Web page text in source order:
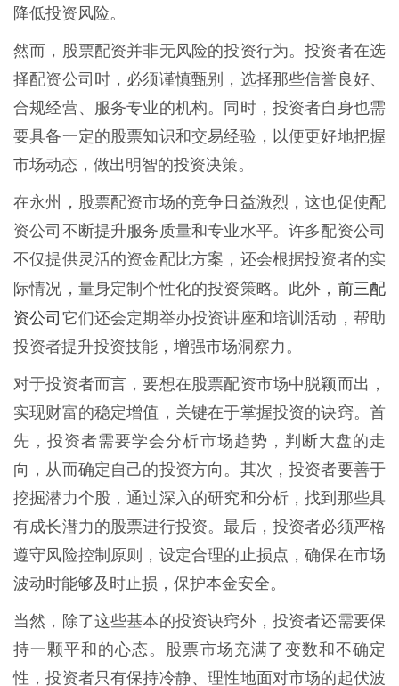
降低投资风险。
然而，股票配资并非无风险的投资行为。投资者在选
择配资公司时，必须谨慎甄别，选择那些信誉良好、
合规经营、服务专业的机构。同时，投资者自身也需
要具备一定的股票知识和交易经验，以便更好地把握
市场动态，做出明智的投资决策。
在永州，股票配资市场的竞争日益激烈，这也促使配
资公司不断提升服务质量和专业水平。许多配资公司
不仅提供灵活的资金配比方案，还会根据投资者的实
际情况，量身定制个性化的投资策略。此外， 前三配
资公司 它们还会定期举办投资讲座和培训活动，帮助
投资者提升投资技能，增强市场洞察力。
对于投资者而言，要想在股票配资市场中脱颖而出，
实现财富的稳定增值，关键在于掌握投资的诀窍。首
先，投资者需要学会分析市场趋势，判断大盘的走
向，从而确定自己的投资方向。其次，投资者要善于
挖掘潜力个股，通过深入的研究和分析，找到那些具
有成长潜力的股票进行投资。最后，投资者必须严格
遵守风险控制原则，设定合理的止损点，确保在市场
波动时能够及时止损，保护本金安全。
当然，除了这些基本的投资诀窍外，投资者还需要保
持一颗平和的心态。股票市场充满了变数和不确定
性，投资者只有保持冷静、理性地面对市场的起伏波